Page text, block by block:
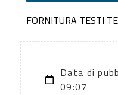
FORNITURA TESTI
Data di
09:07